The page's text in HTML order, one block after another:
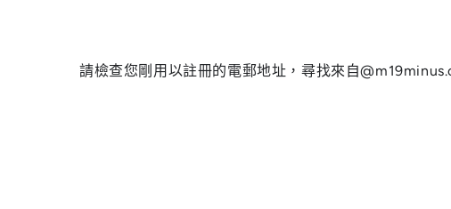
請檢查您剛用以註冊的電郵地址，尋找來自